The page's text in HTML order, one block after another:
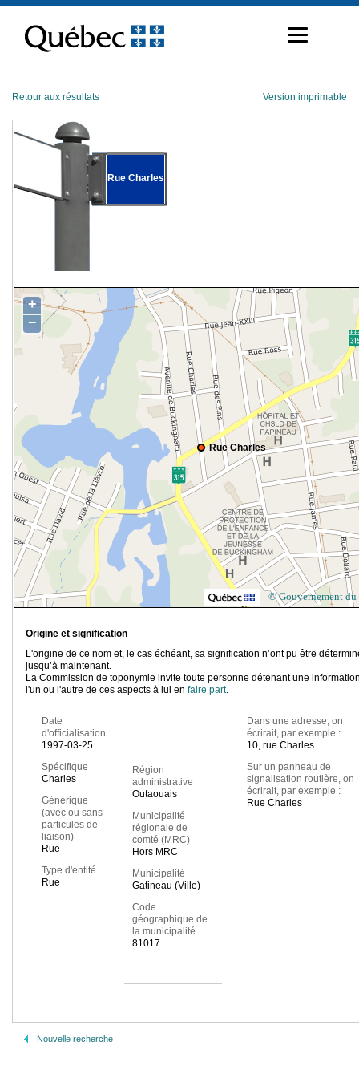
contenu
Retour aux résultats Version imprimable
Rue Charles
Rue Charles
+
−
© Gouvernement du
Origine et signification
L'origine de ce nom et, le cas échéant, sa signification n’ont pu être
jusqu’à maintenant.
La Commission de toponymie invite toute personne détenant une
l'un ou l'autre de ces aspects à lui en faire part.
Date
d'officialisation
1997-03-25
Spécifique
Charles
Générique
(avec ou sans
particules de
liaison)
Rue
Type d'entité
Rue
Région
administrative
Outaouais
Municipalité
régionale de
comté (MRC)
Hors MRC
Municipalité
Gatineau (Ville)
Code
géographique de
la municipalité
81017
Dans une adresse, on
écrirait, par exemple :
10, rue Charles
Sur un panneau de
signalisation routière, on
écrirait, par exemple :
Rue Charles
Nouvelle recherche